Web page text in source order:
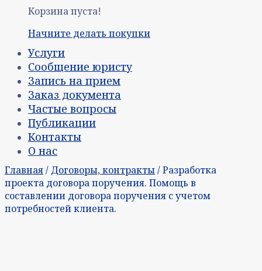
Корзина пуста!
Начните делать покупки
Услуги
Сообщение юристу
Запись на прием
Заказ документа
Частые вопросы
Публикации
Контакты
О нас
Главная/ Договоры, контракты/ Разработка
проекта договора поручения. Помощь в
составлении договора поручения с учетом
потребностей клиента.